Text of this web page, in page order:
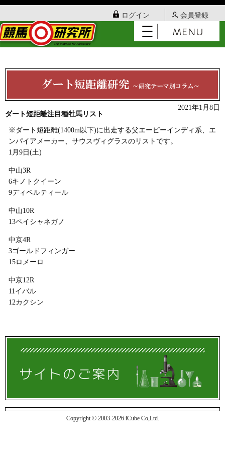
ログイン 会員登録
2021年1月8日
ダート短距離注目種牡馬リスト
※ダート短距離(1400m以下)に出走する父エーピーインディ系、エ
ンパイアメーカー、サウスヴィグラスのリストです。
1月9日(土)
中山3R
6キノトクイーン
9ディベルティール
中山10R
13ペイシャネガノ
中京4R
3ゴールドフィンガー
15ロメーロ
中京12R
11イバル
12カクシン
Copyright © 2003-2026 iCube Co,Ltd.